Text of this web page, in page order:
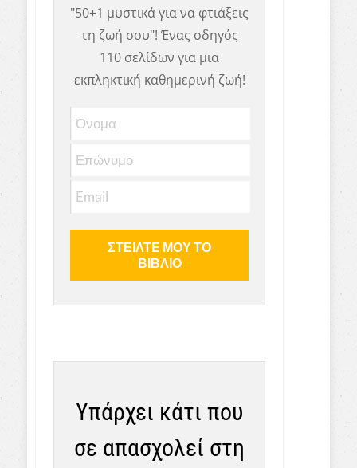
"50+1 μυστικά για να φτιάξεις
τη ζωή σου"! Ένας οδηγός
110 σελίδων για μια
εκπληκτική καθημερινή ζωή!
Υπάρχει κάτι που
σε απασχολεί στη